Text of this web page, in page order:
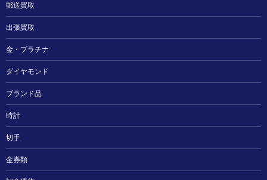
郵送買取
出張買取
金・プラチナ
ダイヤモンド
ブランド品
時計
切手
金券類